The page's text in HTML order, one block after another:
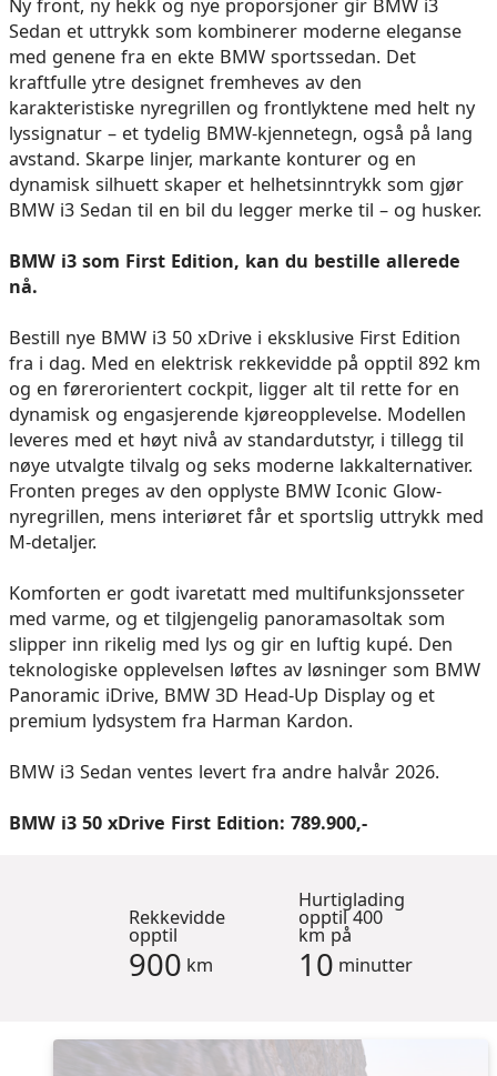
Ny front, ny hekk og nye proporsjoner gir BMW i3
Sedan et uttrykk som kombinerer moderne eleganse
med genene fra en ekte BMW sportssedan. Det
kraftfulle ytre designet fremheves av den
karakteristiske nyregrillen og frontlyktene med helt ny
lyssignatur – et tydelig BMW‑kjennetegn, også på lang
avstand. Skarpe linjer, markante konturer og en
dynamisk silhuett skaper et helhetsinntrykk som gjør
BMW i3 Sedan til en bil du legger merke til – og husker.
BMW i3 som First Edition, kan du bestille allerede
nå.
Bestill nye BMW i3 50 xDrive i eksklusive First Edition
fra i dag. Med en elektrisk rekkevidde på opptil 892 km
og en førerorientert cockpit, ligger alt til rette for en
dynamisk og engasjerende kjøreopplevelse. Modellen
leveres med et høyt nivå av standardutstyr, i tillegg til
nøye utvalgte tilvalg og seks moderne lakkalternativer.
Fronten preges av den opplyste BMW Iconic Glow-
nyregrillen, mens interiøret får et sportslig uttrykk med
M-detaljer.
Komforten er godt ivaretatt med multifunksjonsseter
med varme, og et tilgjengelig panoramasoltak som
slipper inn rikelig med lys og gir en luftig kupé. Den
teknologiske opplevelsen løftes av løsninger som BMW
Panoramic iDrive, BMW 3D Head-Up Display og et
premium lydsystem fra Harman Kardon.
BMW i3 Sedan ventes levert fra andre halvår 2026.
BMW i3 50 xDrive First Edition: 789.900,-
Rekkevidde
opptil
900 km
Hurtiglading
opptil 400
km på
10 minutter